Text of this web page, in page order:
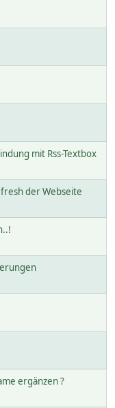
mit Rss-Textbox
der Webseite
ergänzen ?